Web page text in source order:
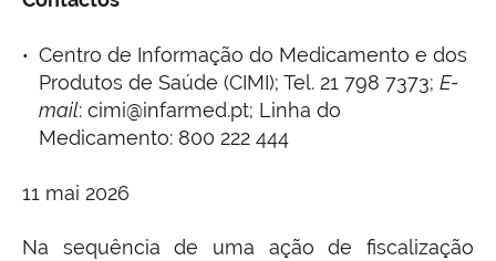
Centro de Informação do Medicamento e dos
Produtos de Saúde (CIMI); Tel. 21 798 7373; E-
mail: cimi@infarmed.pt; Linha do
Medicamento: 800 222 444
11 mai 2026
Na sequência de uma ação de fiscalização